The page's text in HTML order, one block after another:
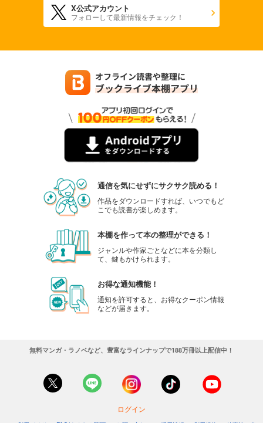
X公式アカウント
フォローして最新情報をチェック！
通信を気にせずにサクサク読める！
作品をダウンロードすれば、いつでもど
こでも読書が楽しめます。
本棚を作って本の整理ができる！
ジャンルや作家ごとなどに本を分類し
て、鍵もかけられます。
お得な通知機能！
通知を許可すると、お得なクーポン情報
などが届きます。
無料マンガ・ラノベなど、豊富なラインナップで188万冊以上配信中！
ログイン